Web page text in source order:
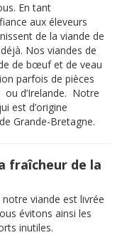
En tant
aux éleveurs
de la viande de
Nos viandes de
de bœuf et de veau
parfois de pièces
ou d’Irelande. Notre
est d’origine
Grande-Bretagne.
fraîcheur de la
viande est livrée
évitons ainsi les
inutiles.